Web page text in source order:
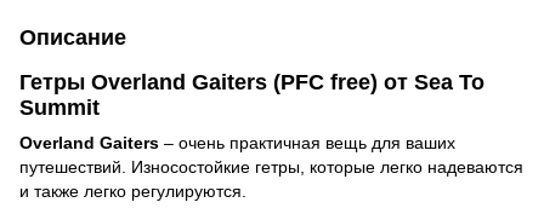
Описание
Гетры Overland Gaiters (PFC free) от Sea To
Summit
Overland Gaiters – очень практичная вещь для ваших
путешествий. Износостойкие гетры, которые легко надеваются
и также легко регулируются.